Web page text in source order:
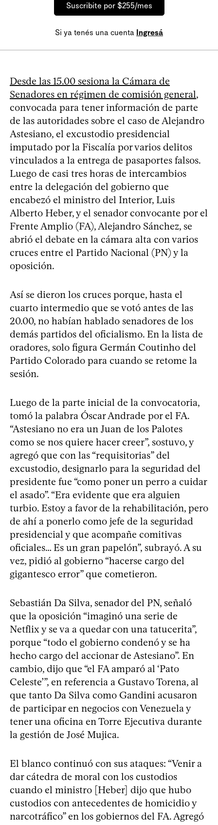
Suscribite por $255/mes
Si ya tenés una cuenta Ingresá
Desde las 15.00 sesiona la Cámara de
Senadores en régimen de comisión general,
convocada para tener información de parte
de las autoridades sobre el caso de Alejandro
Astesiano, el excustodio presidencial
imputado por la Fiscalía por varios delitos
vinculados a la entrega de pasaportes falsos.
Luego de casi tres horas de intercambios
entre la delegación del gobierno que
encabezó el ministro del Interior, Luis
Alberto Heber, y el senador convocante por el
Frente Amplio (FA), Alejandro Sánchez, se
abrió el debate en la cámara alta con varios
cruces entre el Partido Nacional (PN) y la
oposición.
Así se dieron los cruces porque, hasta el
cuarto intermedio que se votó antes de las
20.00, no habían hablado senadores de los
demás partidos del oficialismo. En la lista de
oradores, solo figura Germán Coutinho del
Partido Colorado para cuando se retome la
sesión.
Luego de la parte inicial de la convocatoria,
tomó la palabra Óscar Andrade por el FA.
“Astesiano no era un Juan de los Palotes
como se nos quiere hacer creer”, sostuvo, y
agregó que con las “requisitorias” del
excustodio, designarlo para la seguridad del
presidente fue “como poner un perro a cuidar
el asado”. “Era evidente que era alguien
turbio. Estoy a favor de la rehabilitación, pero
de ahí a ponerlo como jefe de la seguridad
presidencial y que acompañe comitivas
oficiales… Es un gran papelón”, subrayó. A su
vez, pidió al gobierno “hacerse cargo del
gigantesco error” que cometieron.
Sebastián Da Silva, senador del PN, señaló
que la oposición “imaginó una serie de
Netflix y se va a quedar con una tatucerita”,
porque “todo el gobierno condenó y se ha
hecho cargo del accionar de Astesiano”. En
cambio, dijo que “el FA amparó al ‘Pato
Celeste’”, en referencia a Gustavo Torena, al
que tanto Da Silva como Gandini acusaron
de participar en negocios con Venezuela y
tener una oficina en Torre Ejecutiva durante
la gestión de José Mujica.
El blanco continuó con sus ataques: “Venir a
dar cátedra de moral con los custodios
cuando el ministro [Heber] dijo que hubo
custodios con antecedentes de homicidio y
narcotráfico” en los gobiernos del FA. Agregó